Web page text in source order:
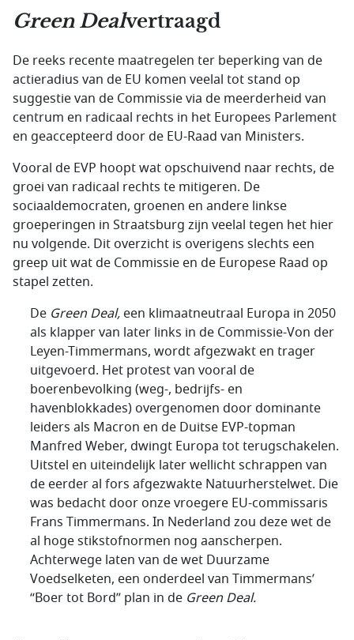
Green Dealvertraagd
De reeks recente maatregelen ter beperking van de
actieradius van de EU komen veelal tot stand op
suggestie van de Commissie via de meerderheid van
centrum en radicaal rechts in het Europees Parlement
en geaccepteerd door de EU-Raad van Ministers.
Vooral de EVP hoopt wat opschuivend naar rechts, de
groei van radicaal rechts te mitigeren. De
sociaaldemocraten, groenen en andere linkse
groeperingen in Straatsburg zijn veelal tegen het hier
nu volgende. Dit overzicht is overigens slechts een
greep uit wat de Commissie en de Europese Raad op
stapel zetten.
De Green Deal, een klimaatneutraal Europa in 2050
als klapper van later links in de Commissie-Von der
Leyen-Timmermans, wordt afgezwakt en trager
uitgevoerd. Het protest van vooral de
boerenbevolking (weg-, bedrijfs- en
havenblokkades) overgenomen door dominante
leiders als Macron en de Duitse EVP-topman
Manfred Weber, dwingt Europa tot terugschakelen.
Uitstel en uiteindelijk later wellicht schrappen van
de eerder al fors afgezwakte Natuurherstelwet. Die
was bedacht door onze vroegere EU-commissaris
Frans Timmermans. In Nederland zou deze wet de
al hoge stikstofnormen nog aanscherpen.
Achterwege laten van de wet Duurzame
Voedselketen, een onderdeel van Timmermans’
“Boer tot Bord” plan in de Green Deal.